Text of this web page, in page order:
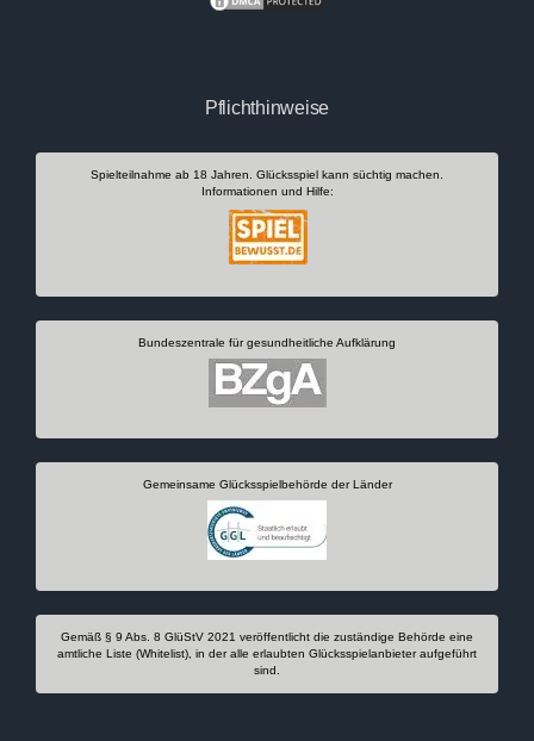
Pflichthinweise
Spielteilnahme ab 18 Jahren. Glücksspiel kann süchtig machen.
Informationen und Hilfe:
Bundeszentrale für gesundheitliche Aufklärung
Gemeinsame Glücksspielbehörde der Länder
Gemäß § 9 Abs. 8 GlüStV 2021 veröffentlicht die zuständige Behörde eine
amtliche Liste (Whitelist), in der alle erlaubten Glücksspielanbieter aufgeführt
sind.